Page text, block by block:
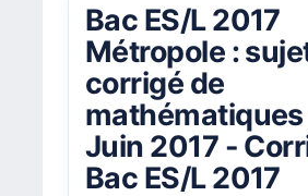
Bac ES/L 2017
Métropole :
corrigé de
mathématiques
Juin 2017 -
Bac ES/L 2017